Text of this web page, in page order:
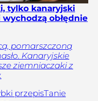
tylko kanaryjski
wychodzą obłędnie
pomarszczoną
Kanaryjskie
ziemniaczaki z
przepisTanie